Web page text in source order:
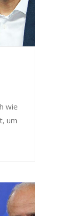
wie
um